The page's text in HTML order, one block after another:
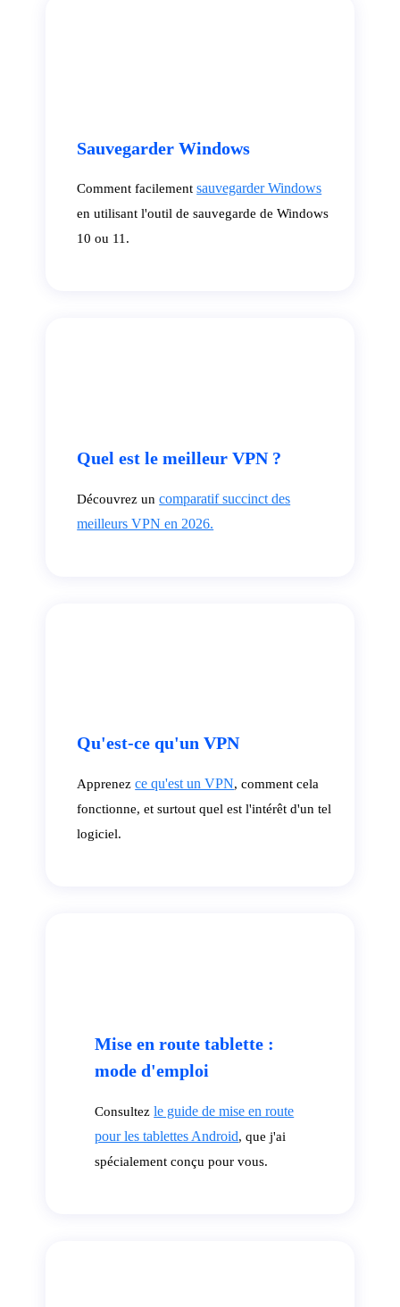
Sauvegarder Windows
Comment facilementsauvegarder Windows
en utilisant l'outil de sauvegarde de Windows
10 ou 11.
Quel est le meilleur VPN ?
Découvrez uncomparatif succinct des
meilleurs VPN en 2026.
Qu'est-ce qu'un VPN
Apprenezce qu'est un VPN, comment cela
fonctionne, et surtout quel est l'intérêt d'un tel
logiciel.
Mise en route tablette :
mode d'emploi
Consultezle guide de mise en route
pour les tablettes Android, que j'ai
spécialement conçu pour vous.